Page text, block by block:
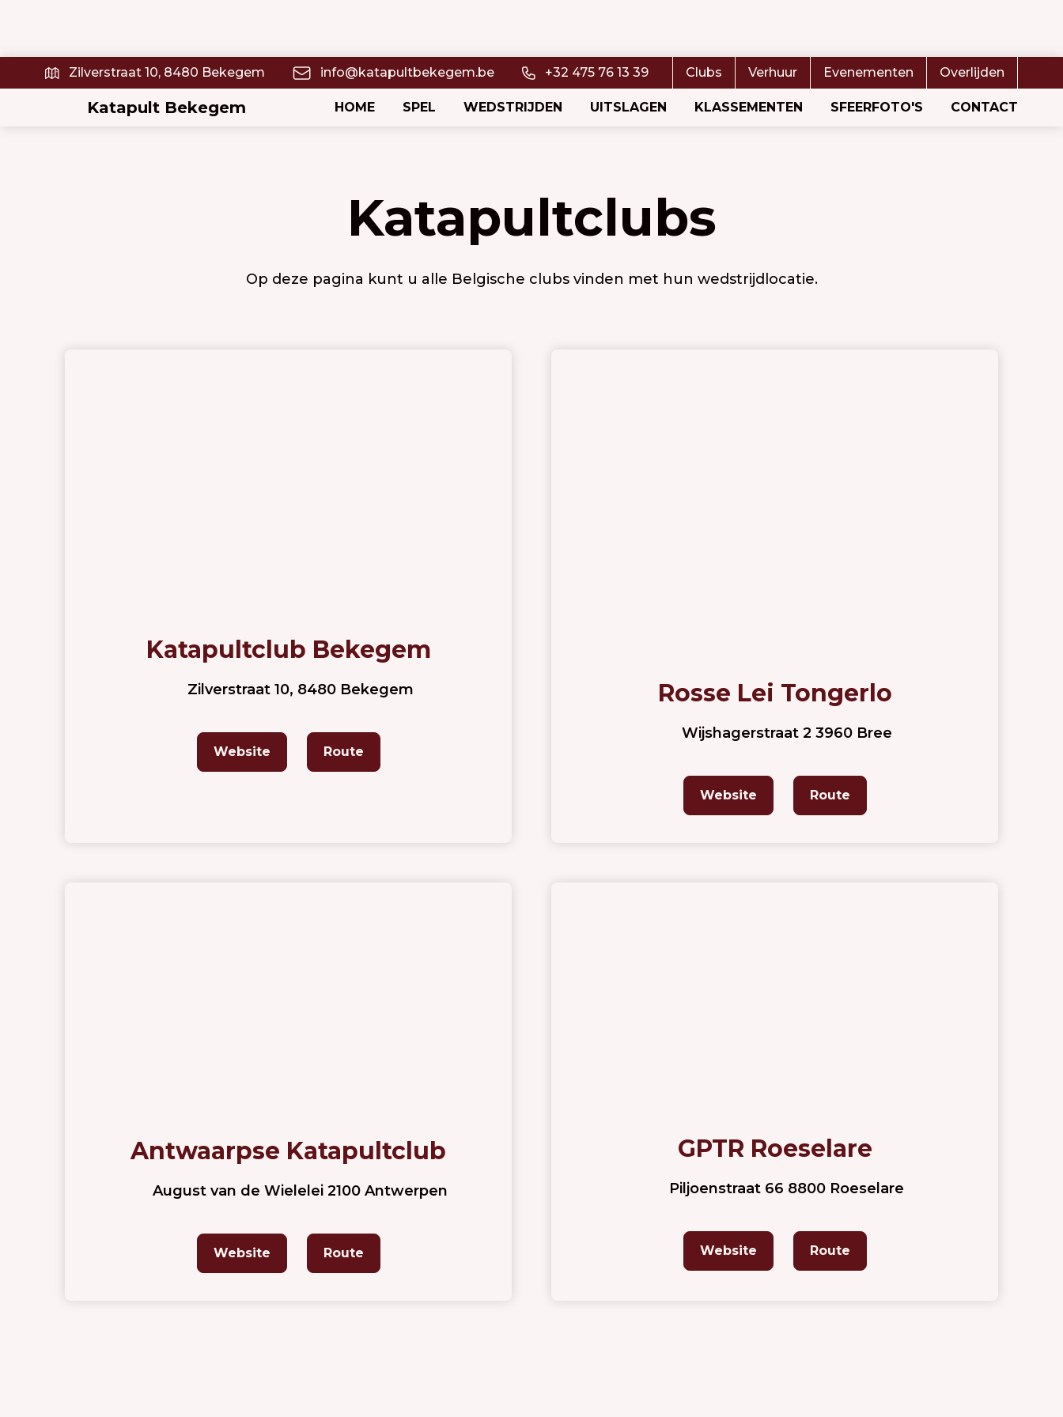
Zilverstraat 10, 8480 Bekegem info@katapultbekegem.be +32 475 76 13 39 Clubs Verhuur Evenementen Overlijden
Katapult Bekegem HOME SPEL WEDSTRIJDEN UITSLAGEN KLASSEMENTEN SFEERFOTO'S CONTACT
Katapultclubs
Op deze pagina kunt u alle Belgische clubs vinden met hun wedstrijdlocatie.
Katapultclub Bekegem
Zilverstraat 10, 8480 Bekegem
Website Route
Rosse Lei Tongerlo
Wijshagerstraat 2 3960 Bree
Website Route
Antwaarpse Katapultclub
August van de Wielelei 2100 Antwerpen
Website Route
GPTR Roeselare
Piljoenstraat 66 8800 Roeselare
Website Route